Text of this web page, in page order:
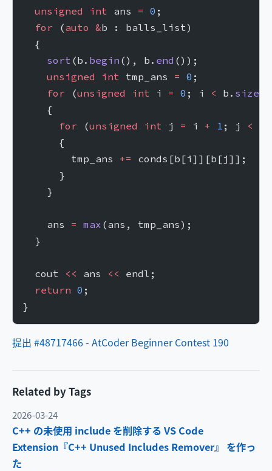
  unsigned
int ans = 0 ;
  for
(auto &b : balls_list)
  {
    sort
(b. begin(), b. end ());
    unsigned
int tmp_ans = 0 ;
    for
(unsigned int i = 0 ; i < b. size
    {
      for
(unsigned int j = i + 1; j <
      {
        tmp_ans
+= conds[b[i]][b[j]];
      }
    }
    ans
= max(ans, tmp_ans);
  }
  cout
<< ans << endl;
  return
0 ;
}
提出 #48717466 - AtCoder Beginner Contest 190
Related by Tags
2026-03-24
C++ の未使用 include を削除する VS Code
Extension『C++ Unused Includes Remover』 を作っ
た